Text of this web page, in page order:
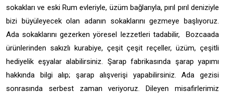
sokakları ve eski Rum evleriyle, üzüm bağlarıyla, pırıl pırıl deniziyle
bizi büyüleyecek olan adanın sokaklarını gezmeye başlıyoruz.
Ada sokaklarını gezerken yöresel lezzetleri tadabilir, Bozcaada
ürünlerinden sakızlı kurabiye, çeşit çeşit reçeller, üzüm, çeşitli
hediyelik eşyalar alabilirsiniz. Şarap fabrikasında şarap yapımı
hakkında bilgi alıp; şarap alışverişi yapabilirsiniz. Ada gezisi
sonrasında serbest zaman veriyoruz. Dileyen misafirlerimiz